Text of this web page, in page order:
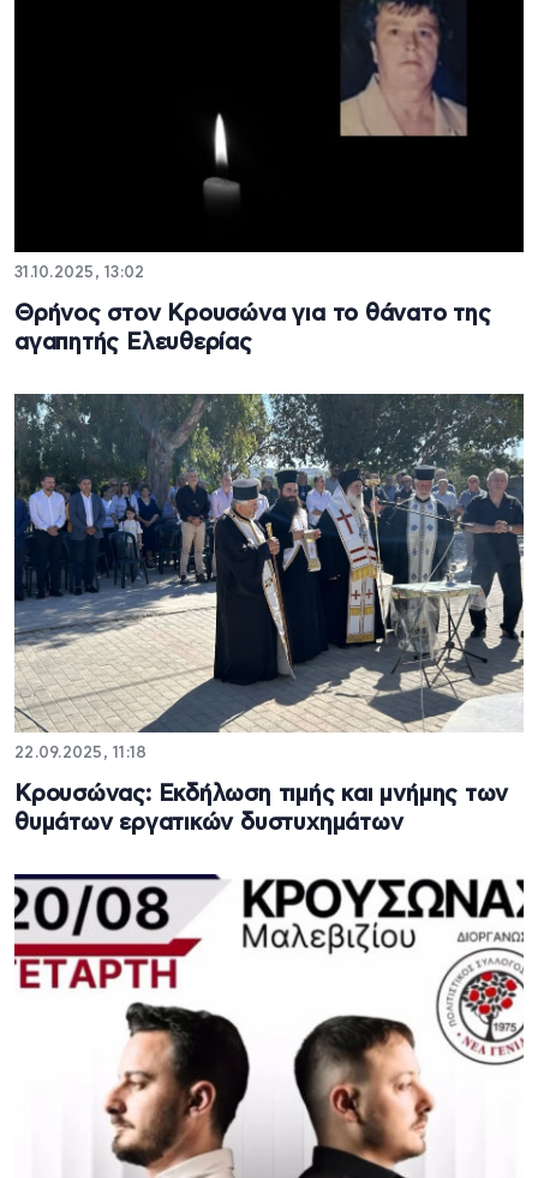
31.10.2025, 13:02
Θρήνος στον Κρουσώνα για το θάνατο της
αγαπητής Ελευθερίας
22.09.2025, 11:18
Κρουσώνας: Εκδήλωση τιμής και μνήμης των
θυμάτων εργατικών δυστυχημάτων